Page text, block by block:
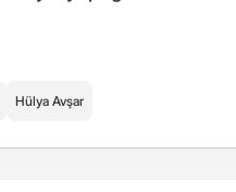
Hülya Avşar